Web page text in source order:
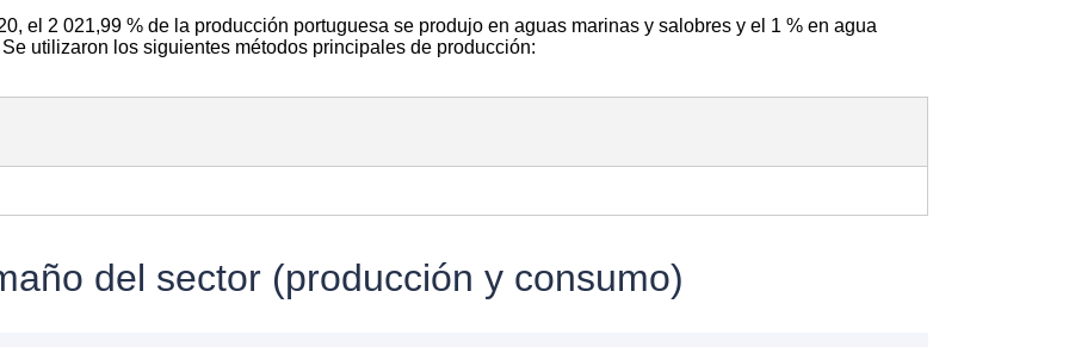
el 2 021,99 % de la producción portuguesa se produjo en aguas marinas y salobres y el 1 % en agua
utilizaron los siguientes métodos principales de producción:
del sector (producción y consumo)